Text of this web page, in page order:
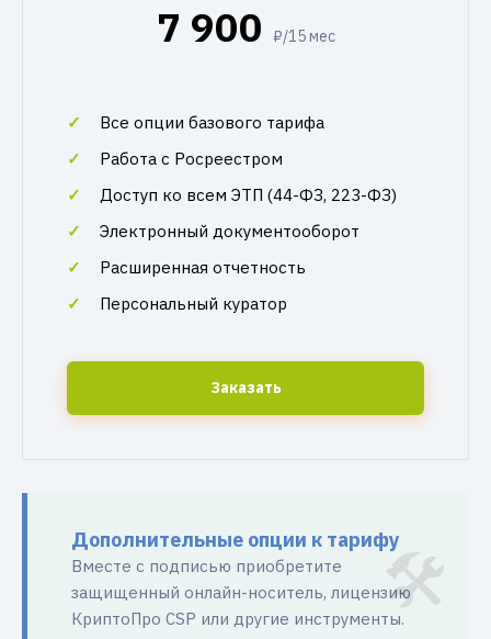
7 900 ₽/15 мес
Все опции базового тарифа
Работа с Росреестром
Доступ ко всем ЭТП (44-ФЗ, 223-ФЗ)
Электронный документооборот
Расширенная отчетность
Персональный куратор
Заказать
Дополнительные опции к тарифу
Вместе с подписью приобретите
защищенный онлайн-носитель, лицензию
КриптоПро CSP или другие инструменты.